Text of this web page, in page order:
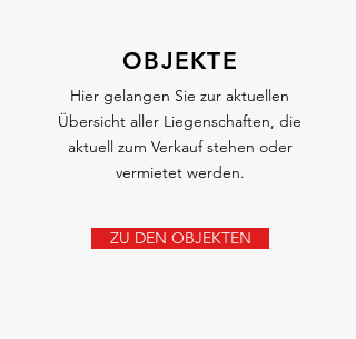
OBJEKTE
Hier gelangen Sie zur aktuellen
Übersicht aller Liegenschaften, die
aktuell zum Verkauf stehen oder
vermietet werden.
ZU DEN OBJEKTEN